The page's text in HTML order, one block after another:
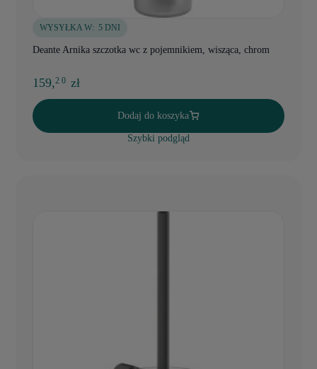
WYSYŁKA W: 5 DNI
Deante Arnika szczotka wc z pojemnikiem, wisząca, chrom
159,2 0 zł
Dodaj do koszyka
Szybki podgląd